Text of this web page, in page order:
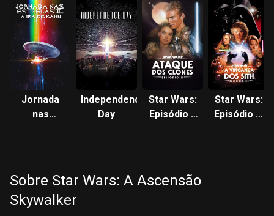
Jornada
nas
Independence
Day
Star Wars:
Episódio II
Star Wars:
Episódio III
Sobre Star Wars: A Ascensão
Skywalker